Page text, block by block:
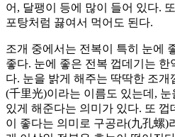
어, 달팽이 등에 많이 들어 있다.
포탕처럼 끓여서 먹어도 된다.
조개 중에서는 전복이 특히 눈에
좋다. 눈에 좋은 전복 껍데기는 한
다. 눈을 밝게 해주는 딱딱한 조
(千里光)이라는 이름도 있는데,
있게 해준다는 의미가 있다. 또 껍
이 좋다는 의미로 구공라(九孔螺)